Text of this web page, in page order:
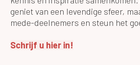
geniet van een levendige sfeer,
mede-deelnemers en steun het
Schrijf u hier in!